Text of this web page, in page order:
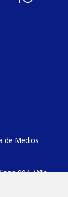
de Medios
904, Viña